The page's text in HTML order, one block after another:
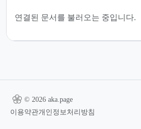
연결된 문서를 불러오는 중입니다.
© 2026 aka.page
이용약관개인정보처리방침